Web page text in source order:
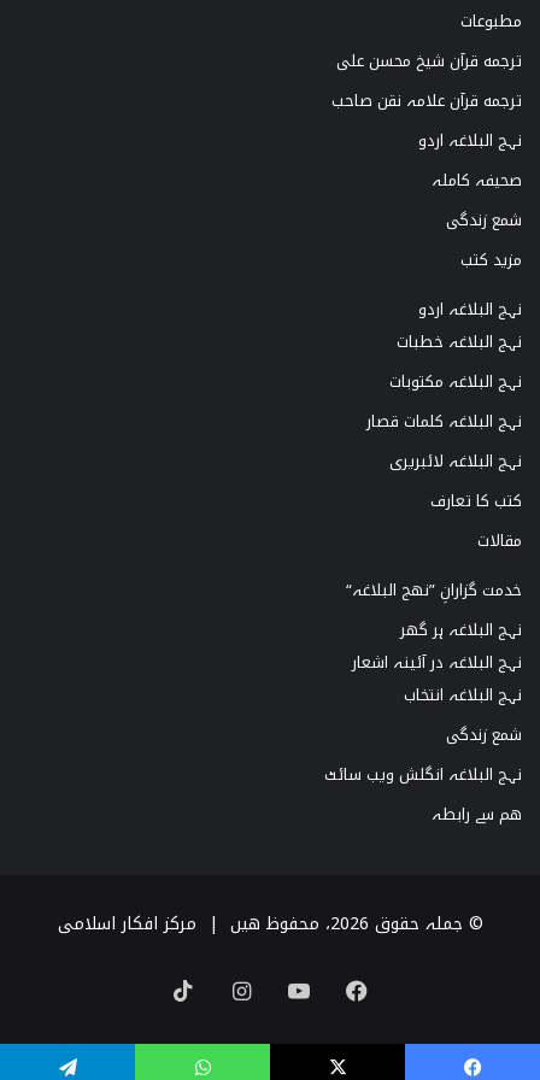
مطبوعات
ترجمه قرآن شیخ محسن علی
ترجمه قرآن علامہ نقن صاحب
نہج البلاغہ اردو
صحیفہ کاملہ
شمع زندگی
مزید کتب
نہج البلاغہ اردو
نہج البلاغہ خطبات
نہج البلاغہ مکتوبات
نہج البلاغہ کلمات قصار
نہج البلاغہ لائبریری
کتب کا تعارف
مقالات
خدمت گزارانِ ”نھج البلاغہ“
نہج البلاغہ ہر گھر
نہج البلاغہ در آئینہ اشعار
نہج البلاغہ انتخاب
شمع زندگی
نہج البلاغہ انگلش ویب سائٹ
ھم سے رابطہ
© جملہ حقوق 2026، محفوظ ھیں | مرکز افکار اسلامی
Facebook
YouTube
Instagram